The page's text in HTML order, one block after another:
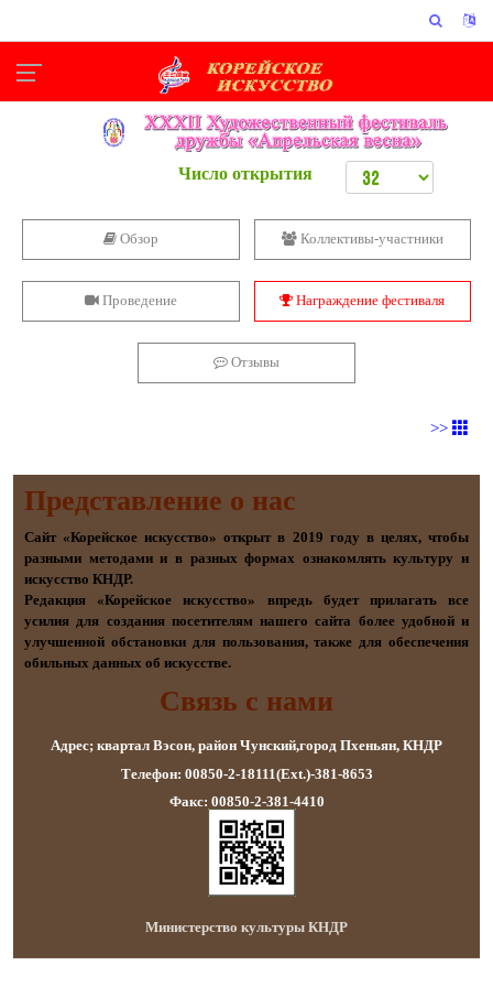
Число открытия
Обзор Коллективы-участники
Проведение Награждение фестиваля
Отзывы
>>
Представление о наc
Сайт «Корейское искусство» открыт в 2019 году в целях, чтобы
разными методами и в разных формах ознакомлять культуру и
искусство КНДР.
Редакция «Корейское искусство» впредь будет прилагать все
усилия для создания посетителям нашего сайта более удобной и
улучшенной обстановки для пользования, также для обеспечения
обильных данных об искусстве.
Связь с нами
Адрес; квартал Вэсон, район Чунский,город Пхеньян, КНДР
Телефон: 00850-2-18111(Ext.)-381-8653
Факс: 00850-2-381-4410
Министерство культуры КНДР